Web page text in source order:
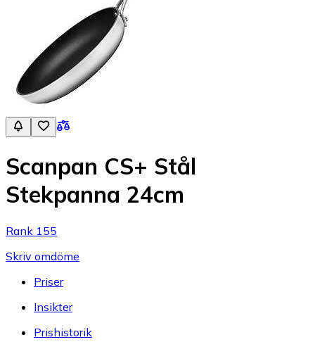
Scanpan CS+ Stål
Stekpanna 24cm
Rank 155
Skriv omdöme
Priser
Insikter
Prishistorik